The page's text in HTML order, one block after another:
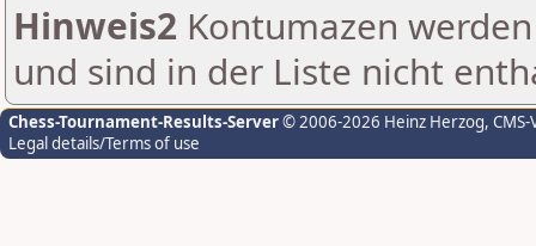
Hinweis2 Kontumazen
und sind in der Liste nicht
Chess-Tournament-Results-Server© 2006-2026 Heinz Herzog,
Legal details/Terms of use